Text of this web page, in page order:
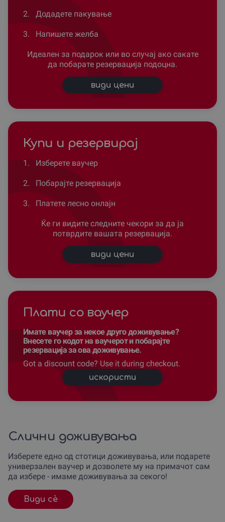
2. Додадете пакување
3. Напишете желба
Идеален за подарок или во случај ако сакате
да побарате резервација подоцна.
види цени
Купи и резервирај
1. Изберете ваучер
2. Побарајте резервација
3. Платете лесно онлајн
Ќе ги видите следните чекори за да ја
потврдите вашата резервација.
види цени
Плати со ваучер
Имате ваучер за некое друго доживување?
Внесете го кодот на ваучерот и побарајте
резервација за ова доживување.
Got a discount code? Use it during checkout.
искористи
Слични доживувања
Изберете едно од стотици доживувања, или подарете
универзален ваучер и дозволете му на примачот сам
да избере - имаме доживувања за секого!
Види сè